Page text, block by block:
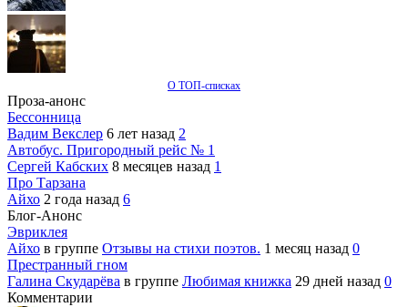
О ТОП-списках
Проза-анонс
Бессонница
Вадим Векслер 6 лет назад 2
Автобус. Пригородный рейс № 1
Сергей Кабских 8 месяцев назад 1
Про Тарзана
Айхо 2 года назад 6
Блог-Анонс
Эвриклея
Айхо в группе Отзывы на стихи поэтов. 1 месяц назад 0
Престранный гном
Галина Скударёва в группе Любимая книжка 29 дней назад 0
Комментарии